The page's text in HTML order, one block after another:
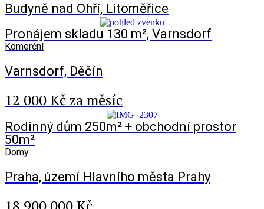
Budyně nad Ohří, Litoměřice
Pronájem skladu 130 m², Varnsdorf
Komerční
Varnsdorf, Děčín
12 000 Kč za měsíc
Rodinný dům 250m² + obchodní prostor
50m²
Domy
Praha, území Hlavního města Prahy